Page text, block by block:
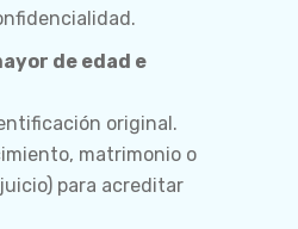
de edad e
original.
matrimonio o
para acreditar